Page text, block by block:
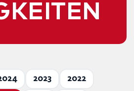
2023 2022